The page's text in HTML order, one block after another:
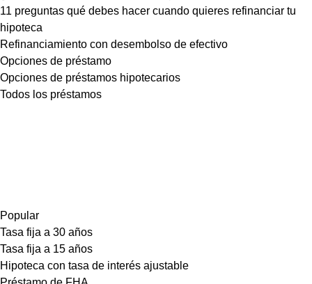
11 preguntas qué debes hacer cuando quieres refinanciar tu
hipoteca
Refinanciamiento con desembolso de efectivo
Opciones de préstamo
Opciones de préstamos hipotecarios
Todos los préstamos
Popular
Tasa fija a 30 años
Tasa fija a 15 años
Hipoteca con tasa de interés ajustable